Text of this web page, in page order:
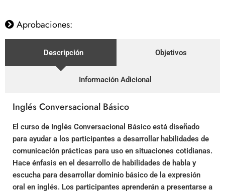
Aprobaciones:
Descripción Objetivos
Información Adicional
Inglés Conversacional Básico
El curso de Inglés Conversacional Básico está diseñado
para ayudar a los participantes a desarrollar habilidades de
comunicación prácticas para uso en situaciones cotidianas.
Hace énfasis en el desarrollo de habilidades de habla y
escucha para desarrollar dominio básico de la expresión
oral en inglés. Los participantes aprenderán a presentarse a